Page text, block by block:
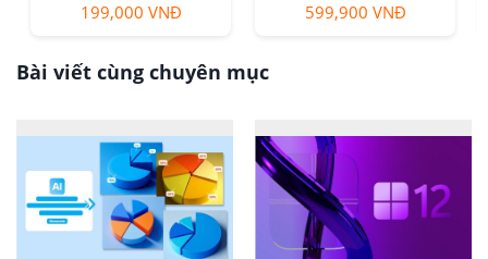
199,000 VNĐ 599,900 VNĐ
Bài viết cùng chuyên mục